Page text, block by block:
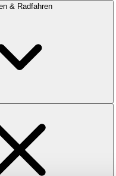
& Radfahren